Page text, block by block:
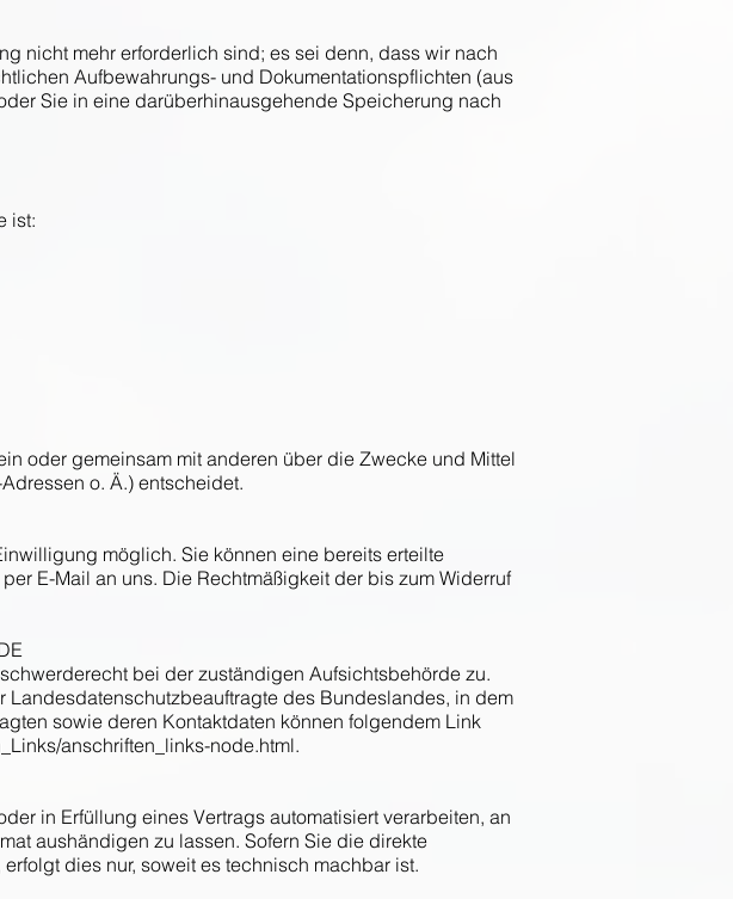
nicht mehr erforderlich sind; es sei denn, dass wir nach
Aufbewahrungs- und Dokumentationspflichten (aus
Sie in eine darüberhinausgehende Speicherung nach
ist:
oder gemeinsam mit anderen über die Zwecke und Mittel
o. Ä.) entscheidet.
möglich. Sie können eine bereits erteilte
E-Mail an uns. Die Rechtmäßigkeit der bis zum Widerruf
bei der zuständigen Aufsichtsbehörde zu.
des Bundeslandes, in dem
sowie deren Kontaktdaten können folgendem Link
anschriften_links-node.html.
in Erfüllung eines Vertrags automatisiert verarbeiten, an
aushändigen zu lassen. Sofern Sie die direkte
dies nur, soweit es technisch machbar ist.